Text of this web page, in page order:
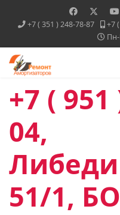
+7 ( 351 ) 248-78-87 +7
Пн-
+7 ( 951
04,
51/1,